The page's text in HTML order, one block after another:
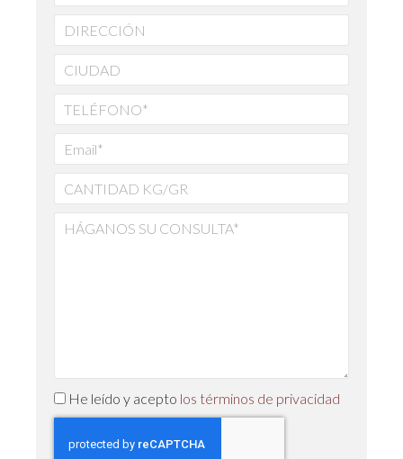
He leído y acepto los términos de privacidad